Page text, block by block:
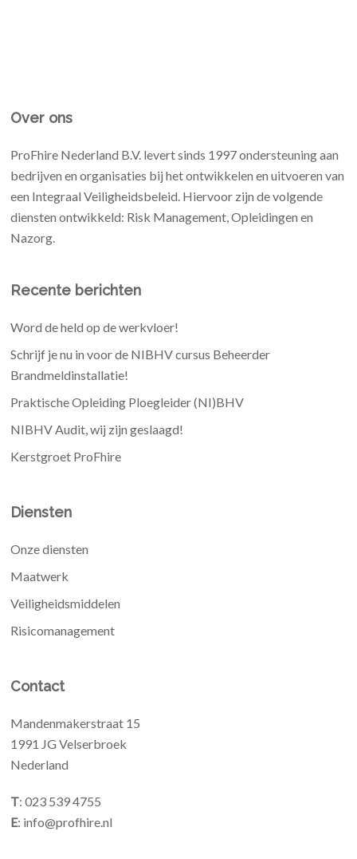
Over ons
ProFhire Nederland B.V. levert sinds 1997 ondersteuning aan
bedrijven en organisaties bij het ontwikkelen en uitvoeren van
een Integraal Veiligheidsbeleid. Hiervoor zijn de volgende
diensten ontwikkeld: Risk Management, Opleidingen en
Nazorg.
Recente berichten
Word de held op de werkvloer!
Schrijf je nu in voor de NIBHV cursus Beheerder
Brandmeldinstallatie!
Praktische Opleiding Ploegleider (NI)BHV
NIBHV Audit, wij zijn geslaagd!
Kerstgroet ProFhire
Diensten
Onze diensten
Maatwerk
Veiligheidsmiddelen
Risicomanagement
Contact
Mandenmakerstraat 15
1991 JG Velserbroek
Nederland
T: 023 539 4755
E: info@profhire.nl